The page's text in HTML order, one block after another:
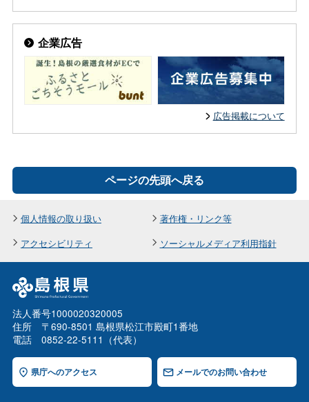
企業広告
広告掲載について
ページの先頭へ戻る
個人情報の取り扱い
著作権・リンク等
アクセシビリティ
ソーシャルメディア利用指針
法人番号1000020320005
住所 〒690-8501 島根県松江市殿町1番地
電話 0852-22-5111（代表）
県庁へのアクセス メールでのお問い合わせ